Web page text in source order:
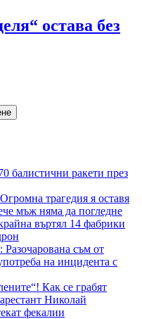
остава без
балистични ракети през
трагедия я оставя
мъж няма да погледне
въртял 14 фабрики
съм от
на инцидента с
Как се грабят
Николай
фекалии